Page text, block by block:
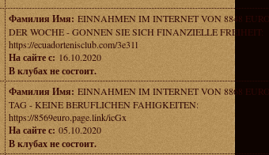
Фамилия Имя: EINNAHMEN IM INTERNET VON 8848
DER WOCHE - GONNEN SIE SICH FINANZIELLE FREIHEIT:
https://ecuadortenisclub.com/3e31l
На сайте с: 16.10.2020
В клубах не состоит.
Фамилия Имя: EINNAHMEN IM INTERNET VON 8868
TAG - KEINE BERUFLICHEN FAHIGKEITEN:
https://8569euro.page.link/icGx
На сайте с: 05.10.2020
В клубах не состоит.